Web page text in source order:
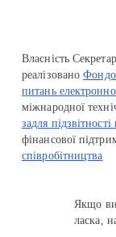
Власність
реалізовано
питань
міжнародної
задля
фінансової
співробітництва
Якщо ви
ласка,